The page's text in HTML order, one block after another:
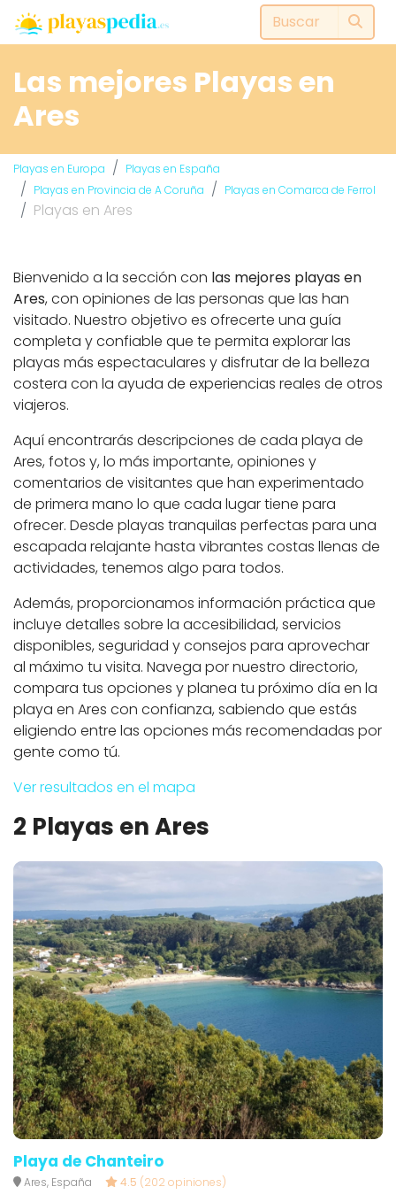
Las mejores Playas en
Ares
Playas en Europa
Playas en España
Playas en Provincia de A Coruña
Playas en Comarca de Ferrol
Playas en Ares
Bienvenido a la sección con las mejores playas en
Ares, con opiniones de las personas que las han
visitado. Nuestro objetivo es ofrecerte una guía
completa y confiable que te permita explorar las
playas más espectaculares y disfrutar de la belleza
costera con la ayuda de experiencias reales de otros
viajeros.
Aquí encontrarás descripciones de cada playa de
Ares, fotos y, lo más importante, opiniones y
comentarios de visitantes que han experimentado
de primera mano lo que cada lugar tiene para
ofrecer. Desde playas tranquilas perfectas para una
escapada relajante hasta vibrantes costas llenas de
actividades, tenemos algo para todos.
Además, proporcionamos información práctica que
incluye detalles sobre la accesibilidad, servicios
disponibles, seguridad y consejos para aprovechar
al máximo tu visita. Navega por nuestro directorio,
compara tus opciones y planea tu próximo día en la
playa en Ares con confianza, sabiendo que estás
eligiendo entre las opciones más recomendadas por
gente como tú.
Ver resultados en el mapa
2 Playas en Ares
Playa de Chanteiro
Ares, España 4.5 (202 opiniones)